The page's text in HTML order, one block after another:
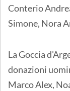
Conterio
Simone, Nora
La Goccia
donazioni
Marco Alex,